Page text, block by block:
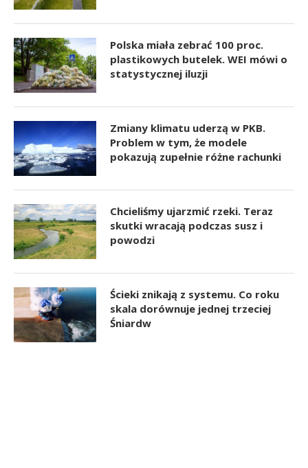
Polska miała zebrać 100 proc.
plastikowych butelek. WEI mówi o
statystycznej iluzji
Zmiany klimatu uderzą w PKB.
Problem w tym, że modele
pokazują zupełnie różne rachunki
Chcieliśmy ujarzmić rzeki. Teraz
skutki wracają podczas susz i
powodzi
Ścieki znikają z systemu. Co roku
skala dorównuje jednej trzeciej
Śniardw